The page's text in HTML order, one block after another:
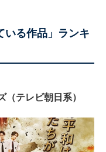
いる作品」ランキ
（テレビ朝日系）